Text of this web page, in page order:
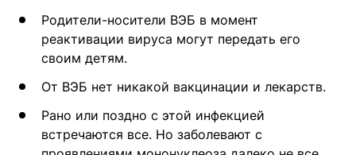
Родители-носители ВЭБ в момент
реактивации вируса могут передать его
своим детям.
От ВЭБ нет никакой вакцинации и лекарств.
Рано или поздно с этой инфекцией
встречаются все. Но заболевают с